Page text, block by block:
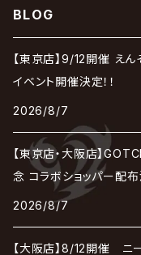
Angelo
アンティック-珈琲店-
cali≠gari
河村隆一
JAKIGAN MEISTER
Chanty
Janne Da Arc
sugar
Jupiter
JILUKA
DARRELL
DEXCORE
DEZERT
deadman
DEVILOOF
BAROQUE
HIDE-ZOU
Blu-BiLLioN
BULL ZEICHEN 88
BULL FIELD
The Benjamin
マツタケワークス
THE MADNA
MAMA.
まみれた / MAMIRETA
最上川司
LAB.THE BASEMENT / ラ
LIBRAVEL / リブラヴェル
Lill
LUNA SEA
the Raid.
REIGN
RAZOR
LSN / The LEGENDARY
Rorschach.inc
ロマン急行
BLOG
【東京店】9/12開催 えん
イベント開催決定！！
2026/8/7
【東京店・大阪店】
念 コラボショッパー配布
2026/8/7
【大阪店】8/12開催 ニ